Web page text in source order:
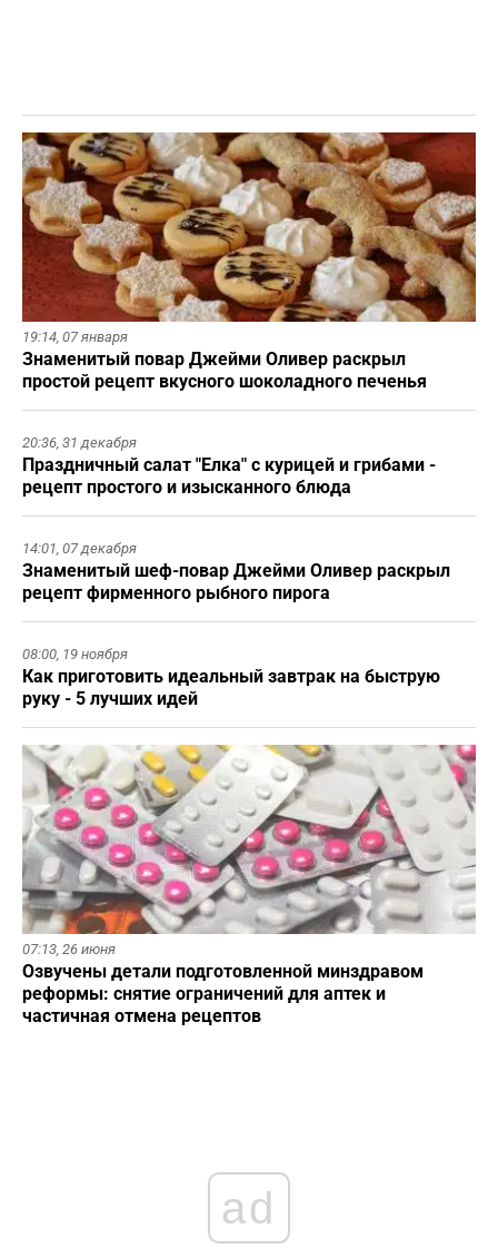
19:14, 07 января
Знаменитый повар Джейми Оливер раскрыл
простой рецепт вкусного шоколадного печенья
20:36, 31 декабря
Праздничный салат "Елка" с курицей и грибами -
рецепт простого и изысканного блюда
14:01, 07 декабря
Знаменитый шеф-повар Джейми Оливер раскрыл
рецепт фирменного рыбного пирога
08:00, 19 ноября
Как приготовить идеальный завтрак на быструю
руку - 5 лучших идей
07:13, 26 июня
Озвучены детали подготовленной минздравом
реформы: снятие ограничений для аптек и
частичная отмена рецептов
ad